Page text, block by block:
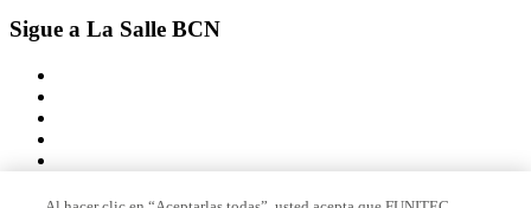
Sigue a La Salle BCN